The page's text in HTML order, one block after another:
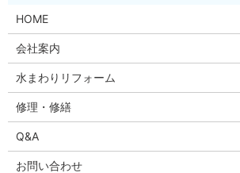
HOME
会社案内
水まわりリフォーム
修理・修繕
Q&A
お問い合わせ